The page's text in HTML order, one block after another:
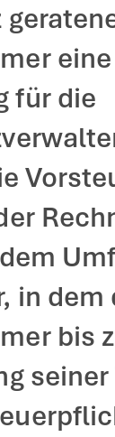
eine
für die
in dem
bis
seiner